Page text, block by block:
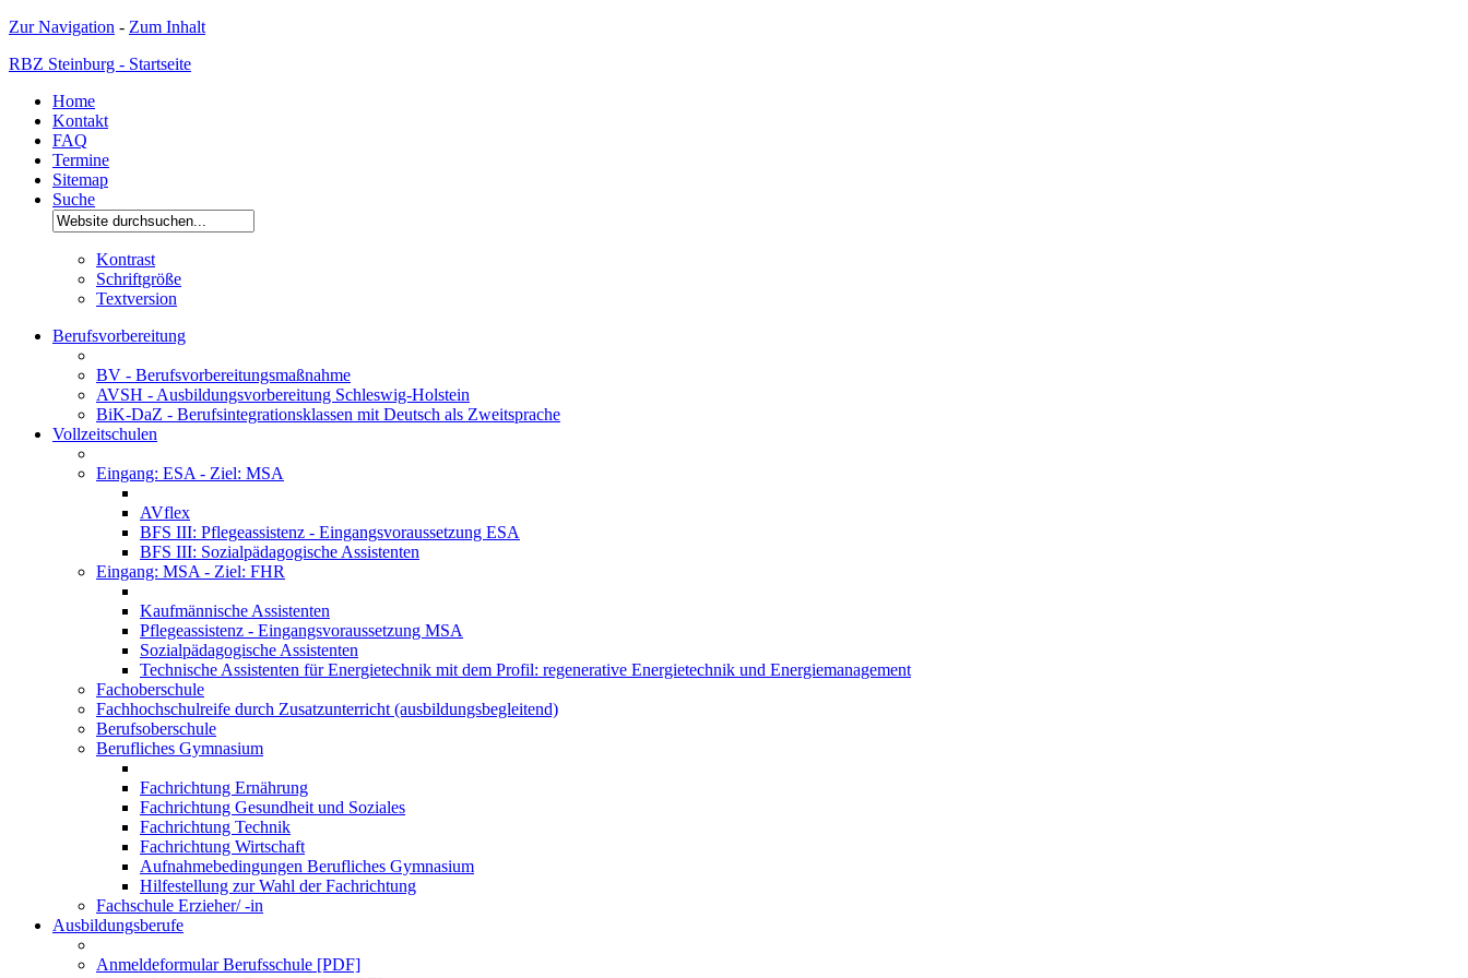
Zur Navigation - Zum Inhalt
RBZ Steinburg - Startseite
Home
Kontakt
FAQ
Termine
Sitemap
Suche
Kontrast
Schriftgröße
Textversion
Berufsvorbereitung
BV - Berufsvorbereitungsmaßnahme
AVSH - Ausbildungsvorbereitung Schleswig-Holstein
BiK-DaZ - Berufsintegrationsklassen mit Deutsch als Zweitsprache
Vollzeitschulen
Eingang: ESA - Ziel: MSA
AVflex
BFS III: Pflegeassistenz - Eingangsvoraussetzung ESA
BFS III: Sozialpädagogische Assistenten
Eingang: MSA - Ziel: FHR
Kaufmännische Assistenten
Pflegeassistenz - Eingangsvoraussetzung MSA
Sozialpädagogische Assistenten
Technische Assistenten für Energietechnik mit dem Profil: regenerative Energietechnik und Energiemanagement
Fachoberschule
Fachhochschulreife durch Zusatzunterricht (ausbildungsbegleitend)
Berufsoberschule
Berufliches Gymnasium
Fachrichtung Ernährung
Fachrichtung Gesundheit und Soziales
Fachrichtung Technik
Fachrichtung Wirtschaft
Aufnahmebedingungen Berufliches Gymnasium
Hilfestellung zur Wahl der Fachrichtung
Fachschule Erzieher/ -in
Ausbildungsberufe
Anmeldeformular Berufsschule [PDF]